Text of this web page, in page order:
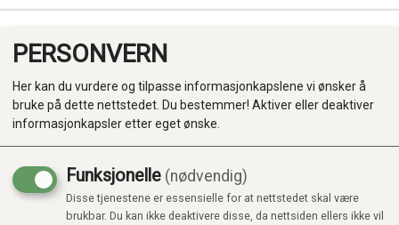
Produkter
PERSONVERN
Her kan du vurdere og tilpasse informasjonkapslene vi ønsker å
bruke på dette nettstedet. Du bestemmer! Aktiver eller deaktiver
informasjonkapsler etter eget ønske.
Funksjonelle (nødvendig)
Disse tjenestene er essensielle for at nettstedet skal være
brukbar. Du kan ikke deaktivere disse, da nettsiden ellers ikke vil